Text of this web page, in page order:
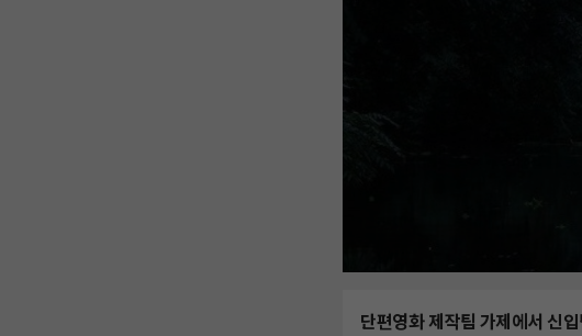
단편영화 제작팀 가제에서 신